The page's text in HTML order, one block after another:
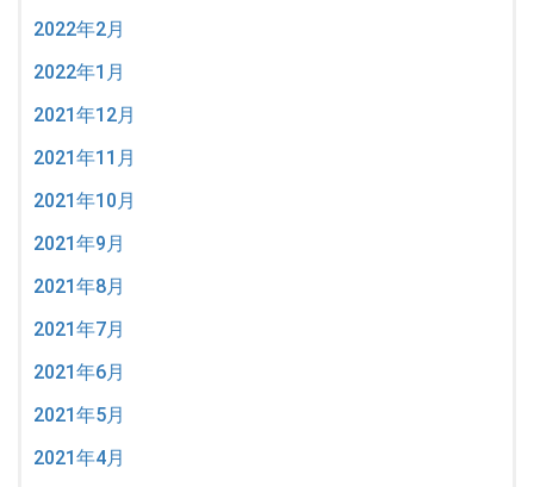
2022年2月
2022年1月
2021年12月
2021年11月
2021年10月
2021年9月
2021年8月
2021年7月
2021年6月
2021年5月
2021年4月